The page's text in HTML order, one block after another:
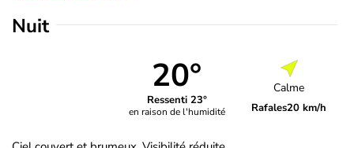
Nuit
20°
Ressenti 23°
en raison de l'humidité
Calme
Rafales20 km/h